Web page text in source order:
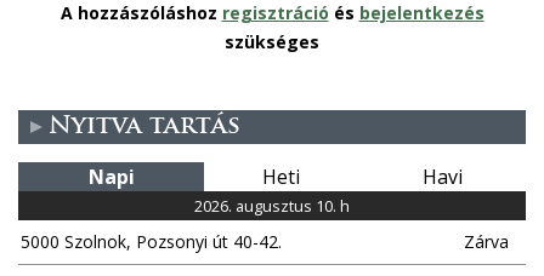
A hozzászóláshoz regisztráció és bejelentkezés
szükséges
Nyitva tartás
Napi Heti Havi
2026. augusztus 10. h
5000 Szolnok, Pozsonyi út 40-42. Zárva